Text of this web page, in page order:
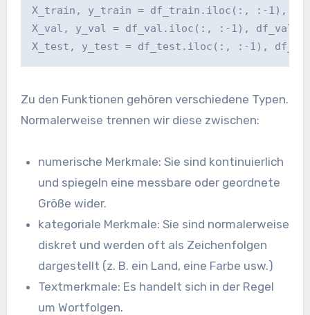
X_train, y_train = df_train.iloc(:, :-1),
X_val, y_val = df_val.iloc(:, :-1),
X_test, y_test = df_test.iloc(:, :-1),
Zu den Funktionen gehören verschiedene Typen.
Normalerweise trennen wir diese zwischen:
numerische Merkmale: Sie sind kontinuierlich
und spiegeln eine messbare oder geordnete
Größe wider.
kategoriale Merkmale: Sie sind normalerweise
diskret und werden oft als Zeichenfolgen
dargestellt (z. B. ein Land, eine Farbe usw.)
Textmerkmale: Es handelt sich in der Regel
um Wortfolgen.